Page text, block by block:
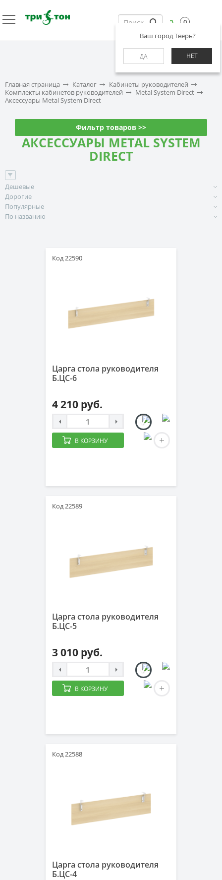
Ваш город Тверь?
ДА НЕТ
0
Главная страница Каталог
Кабинеты руководителей
Комплекты кабинетов руководителей
Metal System Direct
Аксессуары Metal System Direct
Фильтр товаров >>
АКСЕССУАРЫ METAL SYSTEM
DIRECT
Дешевые
Дорогие
Популярные
По названию
Код 22590
Царга стола руководителя
Б.ЦС-6
4 210 руб.
В КОРЗИНУ
Код 22589
Царга стола руководителя
Б.ЦС-5
3 010 руб.
В КОРЗИНУ
Код 22588
Царга стола руководителя
Б.ЦС-4